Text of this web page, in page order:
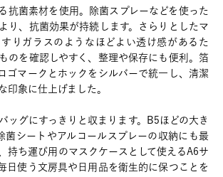
抗菌素材を使用。除菌スプレーなどを使った
り、抗菌効果が持続します。さらりとしたマ
りガラスのようなほどよい透け感があるた
のを確認しやすく、整理や保存にも便利。箔
ゴマークとホックをシルバーで統一し、清潔
印象に仕上げました。
ッグにすっきりと収まります。B5ほどの大き
菌シートやアルコールスプレーの収納にも最
持ち運び用のマスクケースとして使えるA6サ
日使う文房具や日用品を衛生的に保つことを